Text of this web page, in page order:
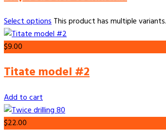
Select optionsThis product has multiple
$9.00
Titate model #2
Add to cart
$22.00